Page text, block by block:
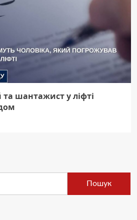
шантажист у ліфті
Пошук